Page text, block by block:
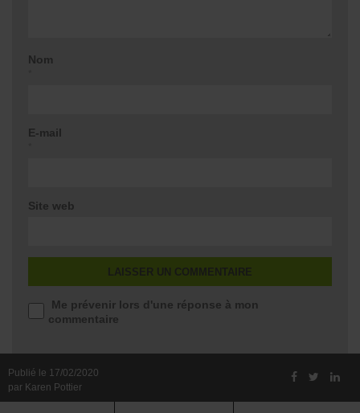
Nom
E-mail
Site web
Me prévenir lors d'une réponse à mon
commentaire
Publié le 17/02/2020
par Karen Pottier